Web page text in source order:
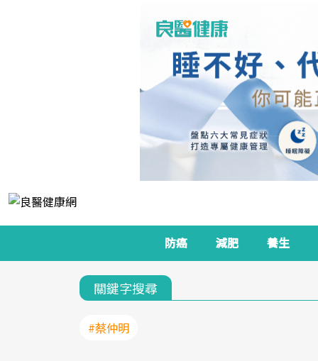
防癌 減肥 養生
關鍵字搜尋
#蔡仲明